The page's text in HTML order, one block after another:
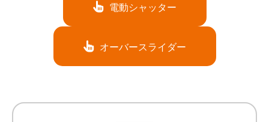
電動シャッター
オーバースライダー